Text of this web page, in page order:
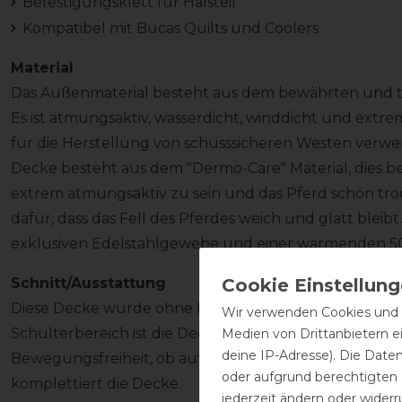
Kompatibel mit Bucas Quilts und Coolers
Material
Das Außenmaterial besteht aus dem bewährten
Es ist atmungsaktiv, wasserdicht, winddicht und
für die Herstellung von schusssicheren Westen
Decke besteht aus dem "Dermo-Care" Material, dies
extrem atmungsaktiv zu sein und das Pferd schön
dafür, dass das Fell des Pferdes weich und glatt
exklusiven Edelstahlgewebe und einer wärmenden
Schnitt/Ausstattung
Diese Decke wurde ohne Rückennaht gefertigt.
Schulterbereich ist die Decke bequem geschnitten
Bewegungsfreiheit, ob auf der Koppel oder in der
komplettiert die Decke.
Wir verwenden Cookies
Medien von Drittanbietern
deine IP-Adresse). Die
oder aufgrund berechtigten
jederzeit ändern oder